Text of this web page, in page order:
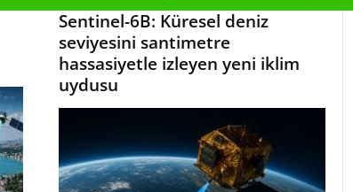
Sentinel-6B: Küresel deniz
seviyesini santimetre
hassasiyetle izleyen yeni iklim
uydusu